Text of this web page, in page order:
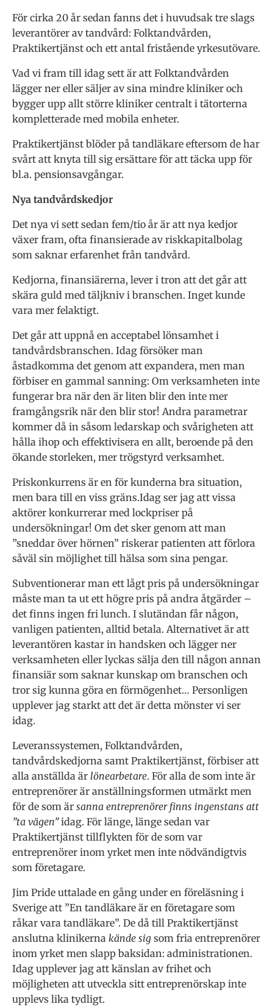
För cirka 20 år sedan fanns det i huvudsak tre slags
leverantörer av tandvård: Folktandvården,
Praktikertjänst och ett antal fristående yrkesutövare.
Vad vi fram till idag sett är att Folktandvården
lägger ner eller säljer av sina mindre kliniker och
bygger upp allt större kliniker centralt i tätorterna
kompletterade med mobila enheter.
Praktikertjänst blöder på tandläkare eftersom de har
svårt att knyta till sig ersättare för att täcka upp för
bl.a. pensionsavgångar.
Nya tandvårdskedjor
Det nya vi sett sedan fem/tio år är att nya kedjor
växer fram, ofta finansierade av riskkapitalbolag
som saknar erfarenhet från tandvård.
Kedjorna, finansiärerna, lever i tron att det går att
skära guld med täljkniv i branschen. Inget kunde
vara mer felaktigt.
Det går att uppnå en acceptabel lönsamhet i
tandvårdsbranschen. Idag försöker man
åstadkomma det genom att expandera, men man
förbiser en gammal sanning: Om verksamheten inte
fungerar bra när den är liten blir den inte mer
framgångsrik när den blir stor! Andra parametrar
kommer då in såsom ledarskap och svårigheten att
hålla ihop och effektivisera en allt, beroende på den
ökande storleken, mer trögstyrd verksamhet.
Priskonkurrens är en för kunderna bra situation,
men bara till en viss gräns.Idag ser jag att vissa
aktörer konkurrerar med lockpriser på
undersökningar! Om det sker genom att man
”sneddar över hörnen” riskerar patienten att förlora
såväl sin möjlighet till hälsa som sina pengar.
Subventionerar man ett lågt pris på undersökningar
måste man ta ut ett högre pris på andra åtgärder –
det finns ingen fri lunch. I slutändan får någon,
vanligen patienten, alltid betala. Alternativet är att
leverantören kastar in handsken och lägger ner
verksamheten eller lyckas sälja den till någon annan
finansiär som saknar kunskap om branschen och
tror sig kunna göra en förmögenhet… Personligen
upplever jag starkt att det är detta mönster vi ser
idag.
Leveranssystemen, Folktandvården,
tandvårdskedjorna samt Praktikertjänst, förbiser att
alla anställda är lönearbetare. För alla de som inte är
entreprenörer är anställningsformen utmärkt men
för de som är sanna entreprenörer finns ingenstans att
”ta vägen”idag. För länge, länge sedan var
Praktikertjänst tillflykten för de som var
entreprenörer inom yrket men inte nödvändigtvis
som företagare.
Jim Pride uttalade en gång under en föreläsning i
Sverige att ”En tandläkare är en företagare som
råkar vara tandläkare”. De då till Praktikertjänst
anslutna klinikerna kände sig som fria entreprenörer
inom yrket men slapp baksidan: administrationen.
Idag upplever jag att känslan av frihet och
möjligheten att utveckla sitt entreprenörskap inte
upplevs lika tydligt.